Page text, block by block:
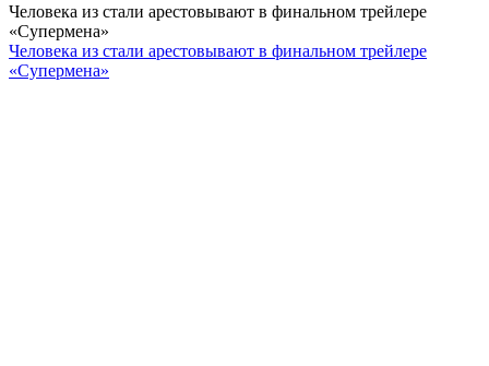
Человека из стали арестовывают в финальном трейлере
«Супермена»
Человека из стали арестовывают в финальном трейлере
«Супермена»